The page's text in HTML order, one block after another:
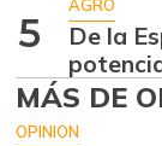
5
AGRO
De la
MÁS DE
OPINION